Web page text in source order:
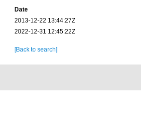
Date
2013-12-22 13:44:27Z
2022-12-31 12:45:22Z
[Back to search]